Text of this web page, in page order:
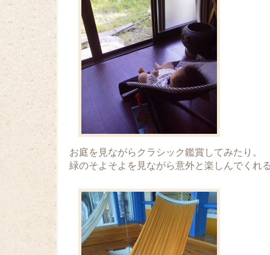
お庭を見ながらクラシック鑑賞してみたり。
緑のそよそよを見ながら意外と楽しんでくれ